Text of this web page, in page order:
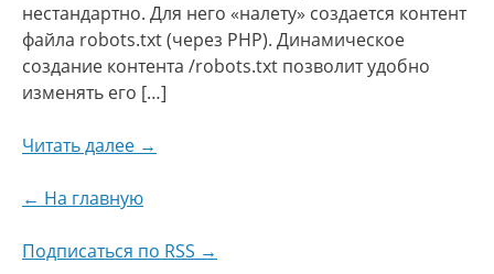
нестандартно. Для него «налету» создается контент
файла robots.txt (через PHP). Динамическое
создание контента /robots.txt позволит удобно
изменять его […]
Читать далее →
← На главную
Подписаться по RSS →